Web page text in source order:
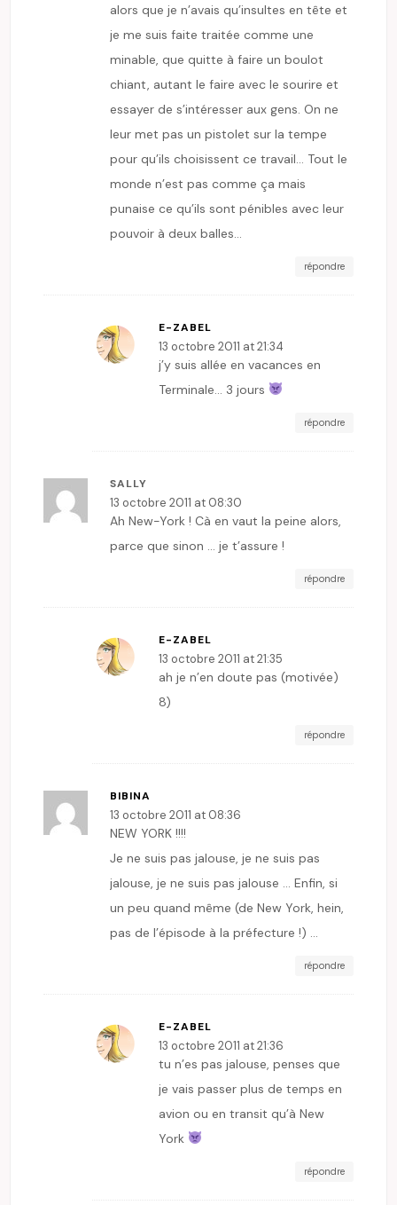
alors que je n’avais qu’insultes en tête et
je me suis faite traitée comme une
minable, que quitte à faire un boulot
chiant, autant le faire avec le sourire et
essayer de s’intéresser aux gens. On ne
leur met pas un pistolet sur la tempe
pour qu’ils choisissent ce travail… Tout le
monde n’est pas comme ça mais
punaise ce qu’ils sont pénibles avec leur
pouvoir à deux balles…
répondre
E-ZABEL
13 octobre 2011 at 21:34
j’y suis allée en vacances en
Terminale… 3 jours
répondre
SALLY
13 octobre 2011 at 08:30
Ah New-York ! Cà en vaut la peine alors,
parce que sinon … je t’assure !
répondre
E-ZABEL
13 octobre 2011 at 21:35
ah je n’en doute pas (motivée)
8)
répondre
BIBINA
13 octobre 2011 at 08:36
NEW YORK !!!!
Je ne suis pas jalouse, je ne suis pas
jalouse, je ne suis pas jalouse … Enfin, si
un peu quand même (de New York, hein,
pas de l’épisode à la préfecture !) …
répondre
E-ZABEL
13 octobre 2011 at 21:36
tu n’es pas jalouse, penses que
je vais passer plus de temps en
avion ou en transit qu’à New
York
répondre